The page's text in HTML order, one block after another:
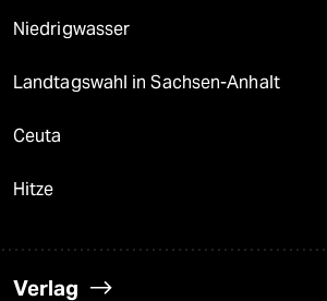
Niedrigwasser
Landtagswahl in Sachsen-Anhalt
Ceuta
Hitze
Verlag